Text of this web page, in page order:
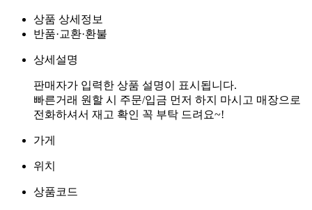
상품 상세정보
반품·교환·환불
상세설명
판매자가 입력한 상품 설명이 표시됩니다.
빠른거래 원할 시 주문/입금 먼저 하지 마시고 매장으로
가게
위치
상품코드